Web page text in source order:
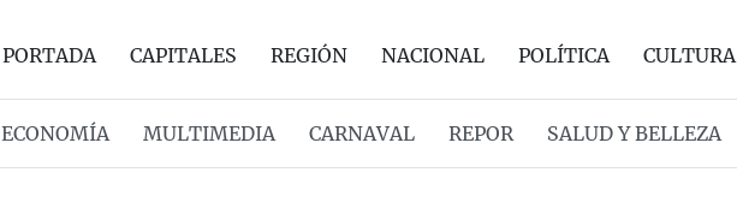
PORTADA CAPITALES REGIÓN NACIONAL POLÍTICA CULTURA
ECONOMÍA MULTIMEDIA CARNAVAL REPOR SALUD Y BELLEZA